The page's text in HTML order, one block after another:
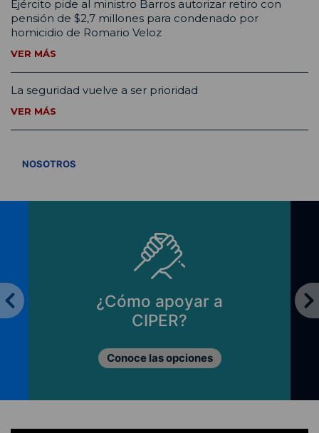
Ejército pide al ministro Barros autorizar retiro con
pensión de $2,7 millones para condenado por
homicidio de Romario Veloz
VER MÁS
La seguridad vuelve a ser prioridad
VER MÁS
NOSOTROS
¿Cómo apoyar a
CIPER?
Conoce las opciones